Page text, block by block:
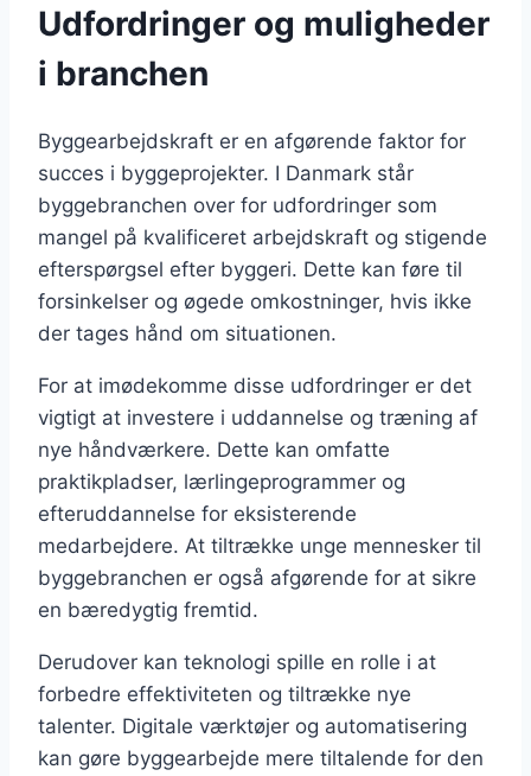
Udfordringer og muligheder
i branchen
Byggearbejdskraft er en afgørende faktor for
succes i byggeprojekter. I Danmark står
byggebranchen over for udfordringer som
mangel på kvalificeret arbejdskraft og stigende
efterspørgsel efter byggeri. Dette kan føre til
forsinkelser og øgede omkostninger, hvis ikke
der tages hånd om situationen.
For at imødekomme disse udfordringer er det
vigtigt at investere i uddannelse og træning af
nye håndværkere. Dette kan omfatte
praktikpladser, lærlingeprogrammer og
efteruddannelse for eksisterende
medarbejdere. At tiltrække unge mennesker til
byggebranchen er også afgørende for at sikre
en bæredygtig fremtid.
Derudover kan teknologi spille en rolle i at
forbedre effektiviteten og tiltrække nye
talenter. Digitale værktøjer og automatisering
kan gøre byggearbejde mere tiltalende for den